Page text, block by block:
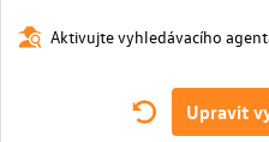
Aktivujte vyhledávacího
Upravit